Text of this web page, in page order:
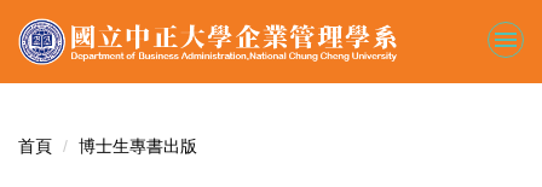
到
容
首頁 博士生專書出版